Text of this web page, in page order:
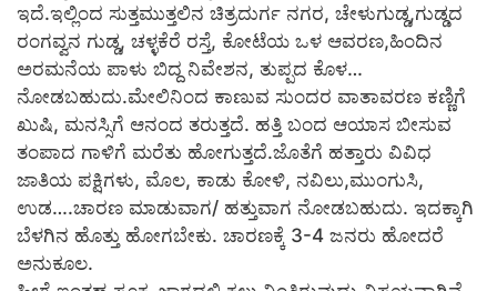
ಇದೆ.ಇಲ್ಲಿಂದ ಸುತ್ತಮುತ್ತಲಿನ ಚಿತ್ರದುರ್ಗ ನಗರ, ಚೇಳುಗುಡ್ಡ,ಗುಡ್ಡದ
ರಂಗವ್ವನ ಗುಡ್ಡ, ಚಳ್ಳಕೆರೆ ರಸ್ತೆ, ಕೋಟೆಯ ಒಳ ಆವರಣ,ಹಿಂದಿನ
ಅರಮನೆಯ ಪಾಳು ಬಿದ್ದ ನಿವೇಶನ, ತುಪ್ಪದ ಕೊಳ…
ನೋಡಬಹುದು.ಮೇಲಿನಿಂದ ಕಾಣುವ ಸುಂದರ ವಾತಾವರಣ ಕಣ್ಣಿಗೆ
ಖುಷಿ, ಮನಸ್ಸಿಗೆ ಆನಂದ ತರುತ್ತದೆ. ಹತ್ತಿ ಬಂದ ಆಯಾಸ ಬೀಸುವ
ತಂಪಾದ ಗಾಳಿಗೆ ಮರೆತು ಹೋಗುತ್ತದೆ.ಜೊತೆಗೆ ಹತ್ತಾರು ವಿವಿಧ
ಜಾತಿಯ ಪಕ್ಷಿಗಳು, ಮೊಲ, ಕಾಡು ಕೋಳಿ, ನವಿಲು,ಮುಂಗುಸಿ,
ಉಡ….ಚಾರಣ ಮಾಡುವಾಗ/ ಹತ್ತುವಾಗ ನೋಡಬಹುದು. ಇದಕ್ಕಾಗಿ
ಬೆಳಗಿನ ಹೊತ್ತು ಹೋಗಬೇಕು. ಚಾರಣಕ್ಕೆ 3-4 ಜನರು ಹೋದರೆ
ಅನುಕೂಲ.